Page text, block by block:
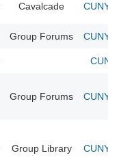
Cavalcade CUNY
Group Forums CUNY
Group Forums CUNY
Group Library CUNY